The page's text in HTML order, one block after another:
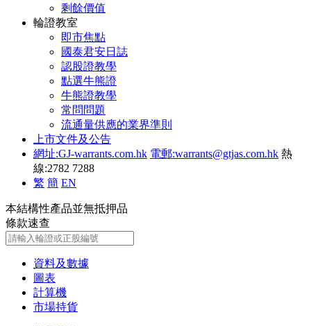
剩餘價值
輪證教室
即市焦點
國泰君安日誌
認股證教學
點選牛熊證
牛熊證教學
常問問題
流通量供應的業界準則
上市文件及公告
網址:GJ-warrants.com.hk 電郵:warrants@gtjas.com.hk 熱
線:2782 7288
繁 簡 EN
本結構性產品並無抵押品
條款速查
資料及數據
圖表
計算機
市場持貨